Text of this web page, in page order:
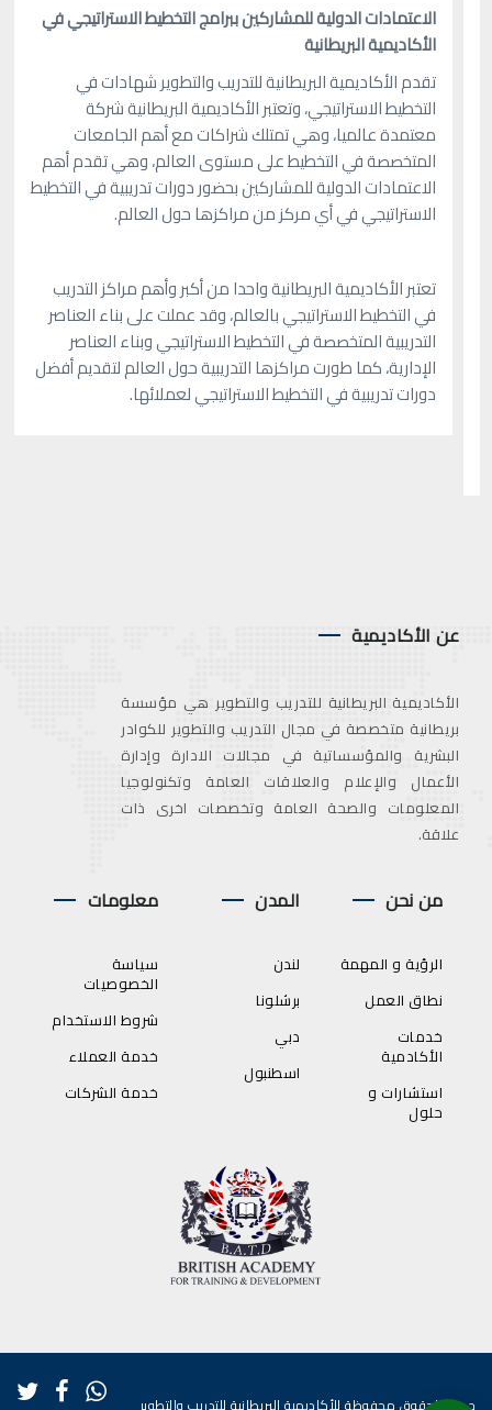
الاعتمادات الدولية للمشاركين ببرامج التخطيط الاستراتيجي في
الأكاديمية البريطانية
تقدم الأكاديمية البريطانية للتدريب والتطوير شهادات في
التخطيط الاستراتيجي، وتعتبر الأكاديمية البريطانية شركة
معتمدة عالميا، وهي تمتلك شراكات مع أهم الجامعات
المتخصصة في التخطيط على مستوى العالم، وهي تقدم أهم
الاعتمادات الدولية للمشاركين بحضور دورات تدريبية في التخطيط
الاستراتيجي في أي مركز من مراكزها حول العالم.
تعتبر الأكاديمية البريطانية واحدا من أكبر وأهم مراكز التدريب
في التخطيط الاستراتيجي بالعالم، وقد عملت على بناء العناصر
التدريبية المتخصصة في التخطيط الاستراتيجي وبناء العناصر
الإدارية، كما طورت مراكزها التدريبية حول العالم لتقديم أفضل
دورات تدريبية في التخطيط الاستراتيجي لعملائها.
عن الأكاديمية
الأكاديمية البريطانية للتدريب والتطوير هي مؤسسة
بريطانية متخصصة في مجال التدريب والتطوير للكوادر
البشرية والمؤسساتية في مجالات الادارة وإدارة
الأعمال والإعلام والعلاقات العامة وتكنولوجيا
المعلومات والصحة العامة وتخصصات اخرى ذات
علاقة.
من نحن
الرؤية و المهمة
نطاق العمل
خدمات
الأكادمية
استشارات و
حلول
المدن
لندن
برشلونا
دبي
اسطنبول
معلومات
سياسة
الخصوصيات
شروط الاستخدام
خدمة العملاء
خدمة الشركات
جميع الحقوق محفوظة للأكاديمية البريطانية للتدريب والتطوير